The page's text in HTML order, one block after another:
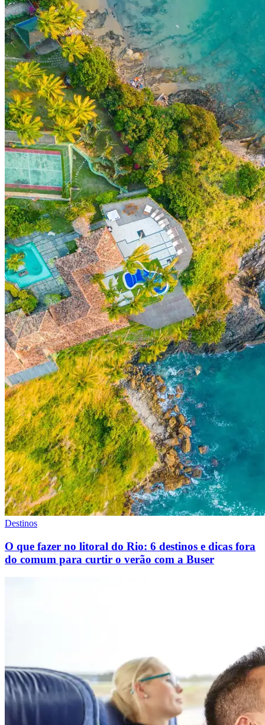
Destinos
O que fazer no litoral do Rio: 6 destinos e dicas fora
do comum para curtir o verão com a Buser